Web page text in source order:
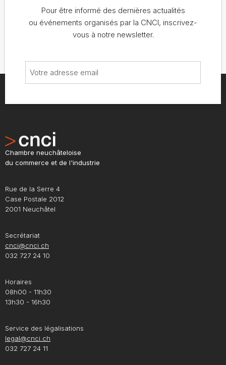
Pour être informé des dernières actualités
ou événements organisés par la CNCI, inscrivez-
vous à notre newsletter.
Chambre neuchâteloise
du commerce et de l'industrie
Rue de la Serre 4
Case Postale 2012
2001 Neuchâtel
Secrétariat
cnci@cnci.ch
032 727 24 10
Horaires
08h00 - 11h30
13h30 - 16h30
Service des légalisations
legal@cnci.ch
032 727 24 11